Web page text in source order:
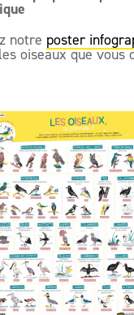
notre poster
oiseaux que vous